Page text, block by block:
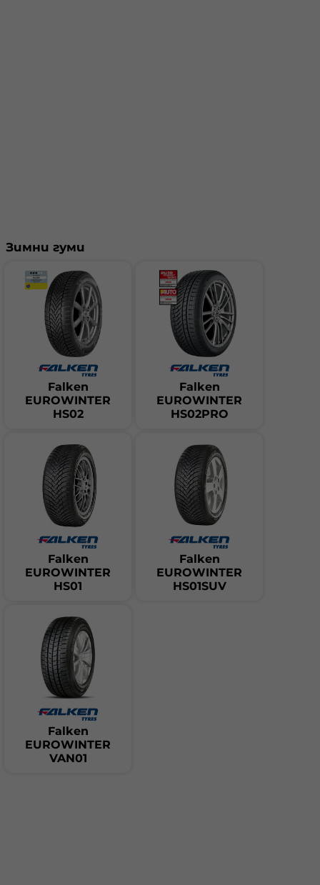
Зимни гуми
Falken
EUROWINTER
HS02
Falken
EUROWINTER
HS02PRO
Falken
EUROWINTER
HS01
Falken
EUROWINTER
HS01SUV
Falken
EUROWINTER
VAN01